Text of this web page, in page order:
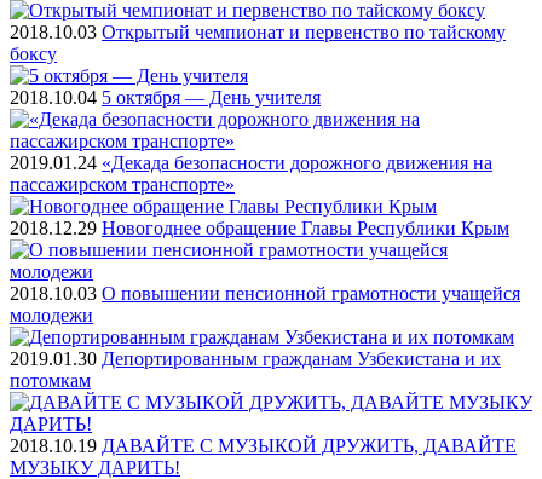
2018.10.03 Открытый чемпионат и первенство по тайскому
боксу
2018.10.04 5 октября — День учителя
2019.01.24 «Декада безопасности дорожного движения на
пассажирском транспорте»
2018.12.29 Новогоднее обращение Главы Республики Крым
2018.10.03 О повышении пенсионной грамотности учащейся
молодежи
2019.01.30 Депортированным гражданам Узбекистана и их
потомкам
2018.10.19 ДАВАЙТЕ С МУЗЫКОЙ ДРУЖИТЬ, ДАВАЙТЕ
МУЗЫКУ ДАРИТЬ!